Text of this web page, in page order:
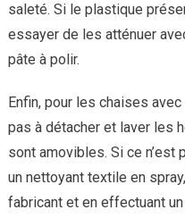
saleté. Si le plastique
essayer de les atténuer
pâte à polir.
Enfin, pour les chaises
pas à détacher et laver les
sont amovibles. Si ce
un nettoyant textile en
fabricant et en effectuant